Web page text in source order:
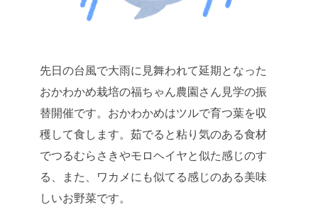
先日の台風で大雨に見舞われて延期となった
おかわかめ栽培の福ちゃん農園さん見学の振
替開催です。おかわかめはツルで育つ葉を収
穫して食します。茹でると粘り気のある食材
でつるむらさきやモロヘイヤと似た感じのす
る、また、ワカメにも似てる感じのある美味
しいお野菜です。